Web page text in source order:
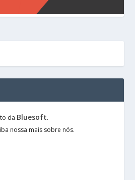
da Bluesoft.
nossa mais sobre nós.